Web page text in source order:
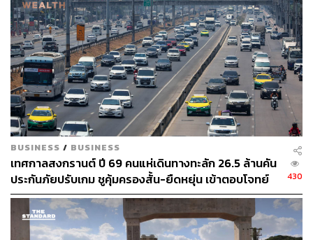
เมื่อสังเกตมากจะเห็นว่าธรรมชาติสร้าง Form และ Function
ได้อย่างน่ามหัศจรรย์ เราจะสนุกกับคำถาม
อยากค้นหาคำตอบว่า ทำไมต้นไม้ชนิดนี้จึงมีใบหน้าตาแบบนี้
ทำหน้าที่แตกต่างจากต้นอื่น
การสนุกกับการตั้งคำถามและหาคำตอบ จะเป็นการฝึกวิธีคิด
ที่ไม่เชื่ออะไรง่ายๆ ติดตัวไปตลอด
เปลี่ยนมุมมอง
โดยสัญชาตญาณเวลาเดินป่า เรามักจะมองพื้นเพื่อระวังสิ่งที่
BUSINESS / BUSINESS
เทศกาลสงกรานต์ ปี 69 คนแห่เดินทางทะลัก 26.5 ล้านคัน
ประกันภัยปรับเกม ชูคุ้มครองสั้น-ยืดหยุ่น เข้าตอบโจทย์
430